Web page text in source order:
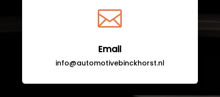

Email
info@automotivebinckhorst.nl